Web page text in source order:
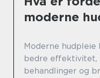
moderne
Moderne
bedre effektivitet,
behandlinger og